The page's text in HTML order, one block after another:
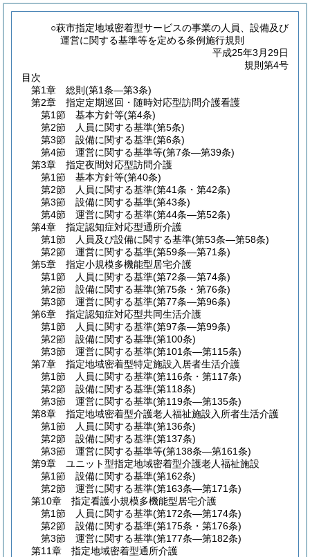
○萩市指定地域密着型サービスの事業の人員、設備及び
運営に関する基準等を定める条例施行規則
平成25年3月29日
規則第4号
目次
第1章
総則 (第1条―第3条)
第2章
指定定期巡回・随時対応型訪問介護看護
第1節
基本方針等(第4条)
第2節
人員に関する基準(第5条)
第3節
設備に関する基準(第6条)
第4節
運営に関する基準等(第7条―第39条)
第3章
指定夜間対応型訪問介護
第1節
基本方針等(第40条)
第2節
人員に関する基準(第41条・第42条)
第3節
設備に関する基準(第43条)
第4節
運営に関する基準(第44条―第52条)
第4章
指定認知症対応型通所介護
第1節
人員及び設備に関する基準(第53条―第58条)
第2節
運営に関する基準(第59条―第71条)
第5章
指定小規模多機能型居宅介護
第1節
人員に関する基準(第72条―第74条)
第2節
設備に関する基準(第75条・第76条)
第3節
運営に関する基準(第77条―第96条)
第6章
指定認知症対応型共同生活介護
第1節
人員に関する基準(第97条―第99条)
第2節
設備に関する基準(第100条)
第3節
運営に関する基準(第101条―第115条)
第7章
指定地域密着型特定施設入居者生活介護
第1節
人員に関する基準(第116条・第117条)
第2節
設備に関する基準(第118条)
第3節
運営に関する基準(第119条―第135条)
第8章
指定地域密着型介護老人福祉施設入所者生活介護
第1節
人員に関する基準(第136条)
第2節
設備に関する基準(第137条)
第3節
運営に関する基準等(第138条―第161条)
第9章
ユニット型指定地域密着型介護老人福祉施設
第1節
設備に関する基準(第162条)
第2節
運営に関する基準(第163条―第171条)
第10章
指定看護小規模多機能型居宅介護
第1節
人員に関する基準(第172条―第174条)
第2節
設備に関する基準(第175条・第176条)
第3節
運営に関する基準(第177条―第182条)
第11章
指定地域密着型通所介護